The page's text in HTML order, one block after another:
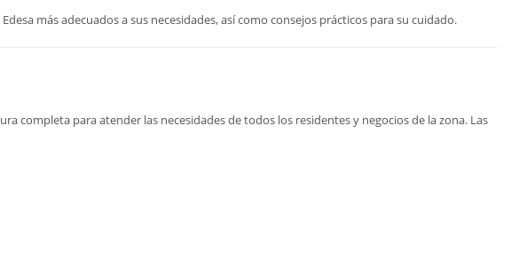
más adecuados a sus necesidades, así como consejos prácticos para su cuidado.
completa para atender las necesidades de todos los residentes y negocios de la zona. Las